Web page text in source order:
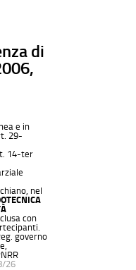
di
e in
29-
14-ter
nel
con
governo
26